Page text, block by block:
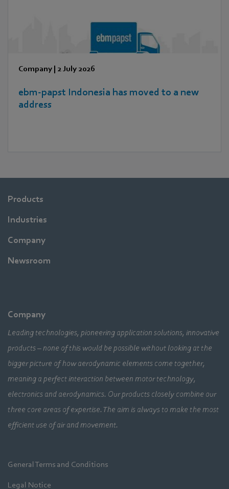
Company | 2 July 2026
ebm‑papst Indonesia has moved to a new
address
Products
Industries
Company
Newsroom
Company
Leading technologies, pioneering application solutions, innovative
products – none of this would be possible without looking at the
bigger picture of how aerodynamic elements come together,
meaning a perfect interaction between motor technology,
electronics and aerodynamics. Our products closely combine our
three core areas of expertise. The aim is always to make the most
efficient use of air and movement.
General Terms and Conditions
Legal Notice